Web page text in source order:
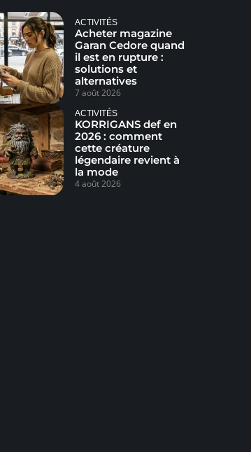
ACTIVITÉS
Acheter magazine
Garan Cedore quand
il est en rupture :
solutions et
alternatives
7 août 2026
ACTIVITÉS
KORRIGANS def en
2026 : comment
cette créature
légendaire revient à
la mode
4 août 2026